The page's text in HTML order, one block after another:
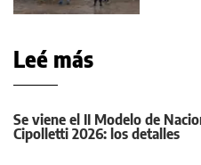
Leé más
Se viene el II Modelo de
Cipolletti 2026: los detalles